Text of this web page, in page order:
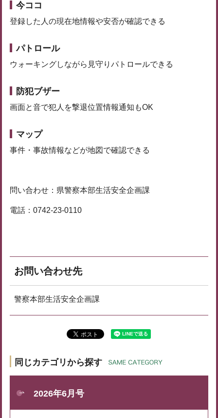
今ココ
登録した人の現在地情報や安否が確認できる
パトロール
ウォーキングしながら見守りパトロールできる
防犯ブザー
画面と音で犯人を撃退位置情報通知もOK
マップ
事件・事故情報などが地図で確認できる
問い合わせ：県警察本部生活安全企画課
電話：0742-23-0110
お問い合わせ先
警察本部生活安全企画課
同じカテゴリから探す
2026年6月号